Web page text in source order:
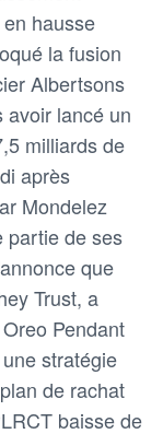
en hausse
la fusion
Albertsons
avoir lancé un
milliards de
après
Mondelez
partie de ses
que
Trust, a
Pendant
stratégie
de rachat
baisse de